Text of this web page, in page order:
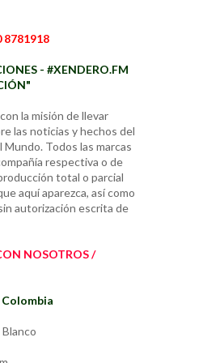
8781918
- #XENDERO.FM
la misión de llevar
las noticias y hechos del
Todos las marcas
respectiva o de
total o parcial
aquí aparezca, así como
autorización escrita de
NOSOTROS /